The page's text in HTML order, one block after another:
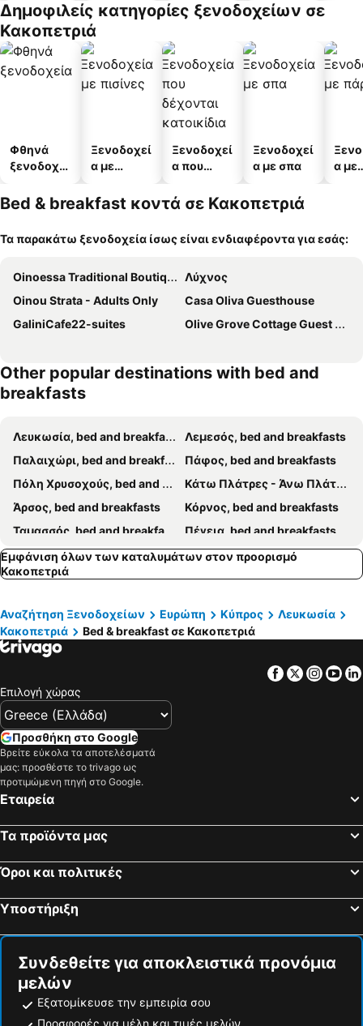
α
άτων
Δημοφιλείς κατηγορίες ξενοδοχείων σε
Κακοπετριά
Φθηνά
ξενοδοχεί
Ξενοδοχεί
α με
Ξενοδοχεί
α που
κατοικίδι
α
Ξενοδοχεί
α με σπα
α με
Bed & breakfast κοντά σε Κακοπετριά
Τα παρακάτω ξενοδοχεία ίσως είναι ενδιαφέροντα για εσάς:
Oinoessa Traditional Boutique Guest Houses
Λύχνος
Oinou Strata - Adults Only
Casa Oliva Guesthouse
GaliniCafe22-suites
Olive Grove Cottage Guest House
Other popular destinations with bed and
breakfasts
Λευκωσία, bed and breakfasts
Λεμεσός, bed and breakfasts
Παλαιχώρι, bed and breakfasts
Πάφος, bed and breakfasts
Πόλη Χρυσοχούς, bed and breakfasts
Κάτω Πλάτρες - Άνω Πλάτρες, bed and breakfasts
Άρσος, bed and breakfasts
Κόρνος, bed and breakfasts
Ταμασσός, bed and breakfasts
Πέγεια, bed and breakfasts
Πάνω Λεύκαρα, bed and breakfasts
Εμφάνιση όλων των καταλυμάτων στον προορισμό
Κακοπετριά
Αναζήτηση Ξενοδοχείων Ευρώπη Κύπρος
Λευκωσία
Κακοπετριά
Bed & breakfast σε Κακοπετριά
Facebook
Twitter
Επιλογή χώρας
Προσθήκη στο Google
Βρείτε εύκολα τα αποτελέσματά
μας: προσθέστε το trivago ως
προτιμώμενη πηγή στο Google.
Εταιρεία
Τα προϊόντα μας
Όροι και πολιτικές
Υποστήριξη
Συνδεθείτε για αποκλειστικά προνόμια
μελών
Εξατομίκευσε την εμπειρία σου
Προσφορές για μέλη και τιμές μελών